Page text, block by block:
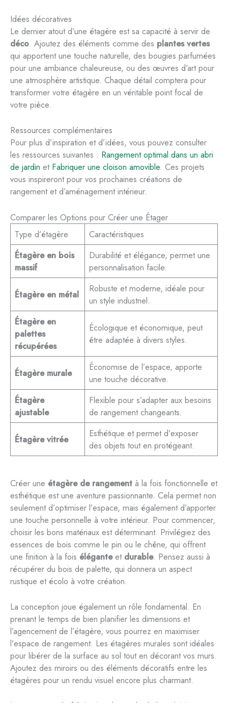
Idées décoratives
Le dernier atout d’une étagère est sa capacité à servir de
déco. Ajoutez des éléments comme des plantes vertes
qui apportent une touche naturelle, des bougies parfumées
pour une ambiance chaleureuse, ou des œuvres d’art pour
une atmosphère artistique. Chaque détail comptera pour
transformer votre étagère en un véritable point focal de
votre pièce.
Ressources complémentaires
Pour plus d’inspiration et d’idées, vous pouvez consulter
les ressources suivantes : Rangement optimal dans un abri
de jardin et Fabriquer une cloison amovible. Ces projets
vous inspireront pour vos prochaines créations de
rangement et d’aménagement intérieur.
Comparer les Options pour Créer une Étager
Type d’étagère
Caractéristiques
Étagère en bois
massif
Durabilité et élégance, permet une
personnalisation facile.
Étagère en métal
Robuste et moderne, idéale pour
un style industriel.
Étagère en
palettes
récupérées
Écologique et économique, peut
être adaptée à divers styles.
Étagère murale
Économise de l’espace, apporte
une touche décorative.
Étagère
ajustable
Flexible pour s’adapter aux besoins
de rangement changeants.
Étagère vitrée
Esthétique et permet d’exposer
des objets tout en protégeant.
Créer une étagère de rangement à la fois fonctionnelle et
esthétique est une aventure passionnante. Cela permet non
seulement d’optimiser l’espace, mais également d’apporter
une touche personnelle à votre intérieur. Pour commencer,
choisir les bons matériaux est déterminant. Privilégiez des
essences de bois comme le pin ou le chêne, qui offrent
une finition à la fois éléganteet durable. Pensez aussi à
récupérer du bois de palette, qui donnera un aspect
rustique et écolo à votre création.
La conception joue également un rôle fondamental. En
prenant le temps de bien planifier les dimensions et
l’agencement de l’étagère, vous pourrez en maximiser
l’espace de rangement. Les étagères murales sont idéales
pour libérer de la surface au sol tout en décorant vos murs.
Ajoutez des miroirs ou des éléments décoratifs entre les
étagères pour un rendu visuel encore plus charmant.